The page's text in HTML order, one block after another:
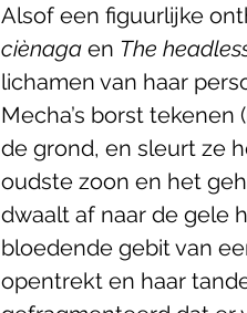
Alsof een figuurlijke
ciènaga en The
lichamen van haar
Mecha’s borst
de grond, en sleurt ze
oudste zoon en het
dwaalt af naar de gele
bloedende gebit van
opentrekt en haar